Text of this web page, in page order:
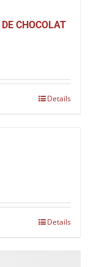
CHOCOLAT
Details
Details